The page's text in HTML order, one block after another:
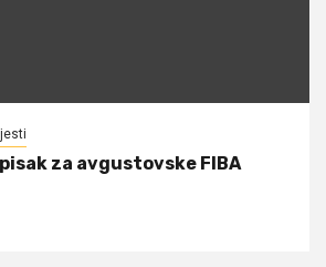
za avgustovske FIBA